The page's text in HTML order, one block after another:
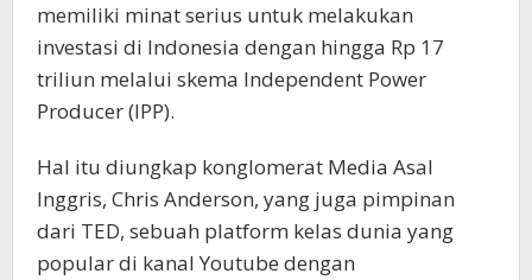
memiliki minat serius untuk melakukan
investasi di Indonesia dengan hingga Rp 17
triliun melalui skema Independent Power
Producer (IPP).
Hal itu diungkap konglomerat Media Asal
Inggris, Chris Anderson, yang juga pimpinan
dari TED, sebuah platform kelas dunia yang
popular di kanal Youtube dengan